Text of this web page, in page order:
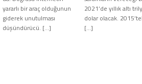
yararlı bir araç olduğunun
giderek unutulması
düşündürücü. […]
2021’de yıllık altı
dolar olacak.
[…]